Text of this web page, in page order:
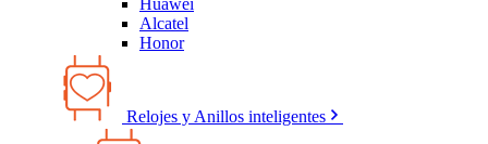
Huawei
Alcatel
Honor
Relojes y Anillos inteligentes